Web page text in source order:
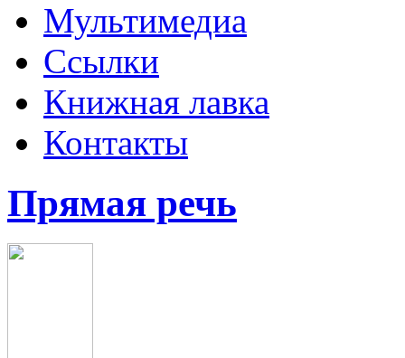
Мультимедиа
Ссылки
Книжная лавка
Контакты
Прямая речь